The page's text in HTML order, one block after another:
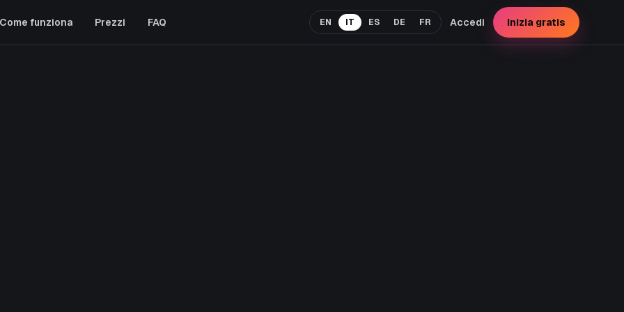
Come funziona Prezzi FAQ EN INGLESE
IT ITALIANO
ESSPAGNOLO
DE TEDESCO
FR FRANCESE
Accedi Inizia gratis